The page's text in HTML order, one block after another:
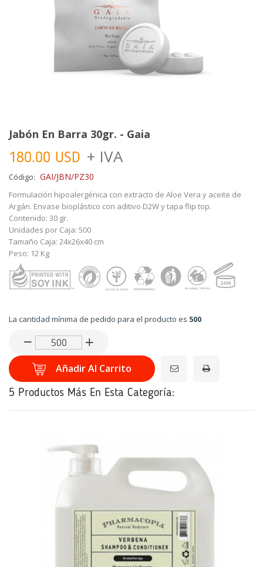
Jabón En Barra 30gr. - Gaia
180.00 USD + IVA
Código: GAI/JBN/PZ30
Formulación hipoalergénica con extracto de Aloe Vera y aceite de
Argán. Envase bioplástico con aditivo D2W y tapa flip top.
Contenido: 30 gr.
Unidades por Caja: 500
Tamaño Caja: 24x26x40 cm
Peso: 12 Kg
La cantidad mínima de pedido para el producto es 500
Añadir Al Carrito
5 Productos Más En Esta Categoría: